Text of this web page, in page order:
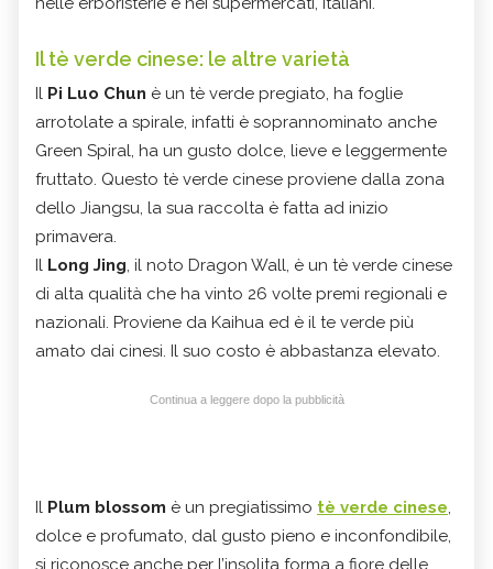
Il tè verde cinese: le altre varietà
Il Pi Luo Chun è un tè verde pregiato, ha foglie
arrotolate a spirale, infatti è soprannominato anche
Green Spiral, ha un gusto dolce, lieve e leggermente
fruttato. Questo tè verde cinese proviene dalla zona
dello Jiangsu, la sua raccolta è fatta ad inizio
primavera.
Il Long Jing, il noto Dragon Wall, è un tè verde cinese
di alta qualità che ha vinto 26 volte premi regionali e
nazionali. Proviene da Kaihua ed è il te verde più
amato dai cinesi. Il suo costo è abbastanza elevato.
Continua a leggere dopo la pubblicità
Il Plum blossom è un pregiatissimo tè verde cinese,
dolce e profumato, dal gusto pieno e inconfondibile,
si riconosce anche per l’insolita forma a fiore delle